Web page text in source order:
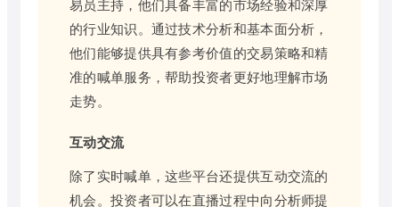
易员主持，他们具备丰富的市场经验和深厚
的行业知识。通过技术分析和基本面分析，
他们能够提供具有参考价值的交易策略和精
准的喊单服务，帮助投资者更好地理解市场
走势。
互动交流
除了实时喊单，这些平台还提供互动交流的
机会。投资者可以在直播过程中向分析师提